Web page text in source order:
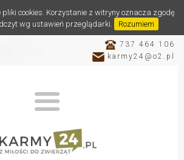
cookies. Korzystanie z witryny oznacza zgodę
wg ustawień przeglądarki.
Rozumiem
737 464 106
karmy24@o2.pl